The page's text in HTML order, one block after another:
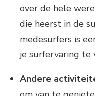
over de hele
die heerst in de
medesurfers is
je surfervaring te
Andere